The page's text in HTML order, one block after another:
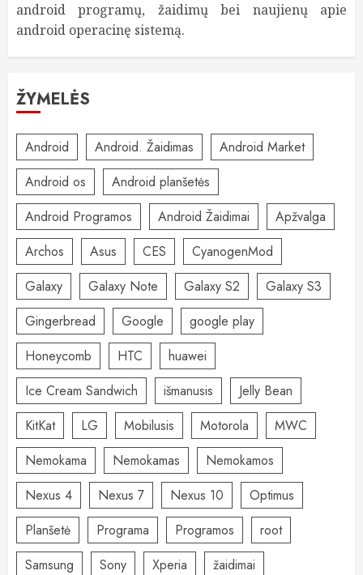
android programų, žaidimų bei naujienų apie
android operacinę sistemą.
ŽYMELĖS
Android Android. Žaidimas
Android Market
Android os
Android planšetės
Android Programos
Android Žaidimai
Apžvalga
Archos
Asus CES
CyanogenMod
Galaxy
Galaxy Note Galaxy S2
Galaxy S3
Gingerbread
Google
google play
Honeycomb
HTC
huawei
Ice Cream Sandwich
išmanusis
Jelly Bean
KitKat
LG Mobilusis Motorola
MWC
Nemokama
Nemokamas
Nemokamos
Nexus 4
Nexus 7 Nexus 10
Optimus
Planšetė
Programa Programos
root
Samsung
Sony Xperia žaidimai